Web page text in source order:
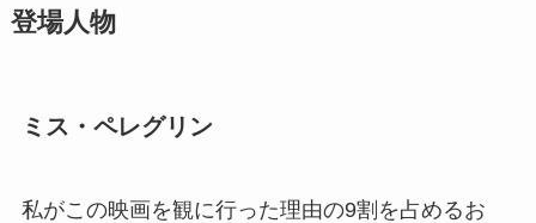
登場人物
ミス・ペレグリン
私がこの映画を観に行った理由の9割を占めるお